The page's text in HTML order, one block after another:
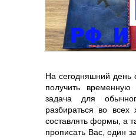
На сегодняшний день
получить
задача для
разбираться во всех
составлять формы, а
прописать Вас, один